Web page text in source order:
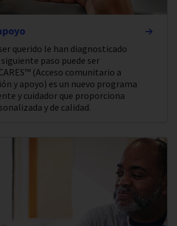
querido le han diagnosticado
paso puede ser
(Acceso comunitario a
y apoyo) es un nuevo programa
y cuidador que proporciona
y de calidad.